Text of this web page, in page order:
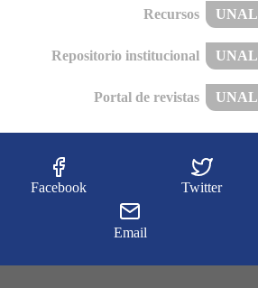
Recursos UNAL
Repositorio institucional UNAL
Portal de revistas UNAL
Facebook Twitter
Email